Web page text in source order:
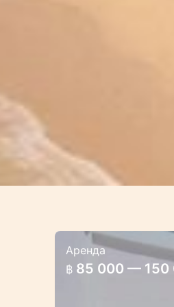
2 спальная
Вилла
Аренда
฿ 85 000 —